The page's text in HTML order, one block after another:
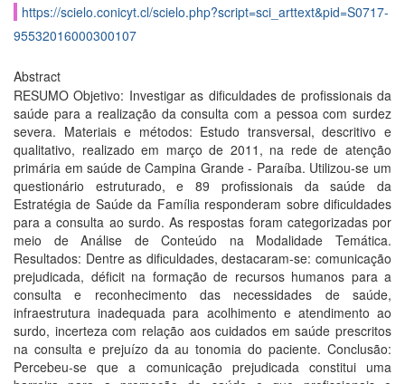
https://scielo.conicyt.cl/scielo.php?script=sci_arttext&pid=S0717-
95532016000300107
Abstract
RESUMO Objetivo: Investigar as dificuldades de profissionais da
saúde para a realização da consulta com a pessoa com surdez
severa. Materiais e métodos: Estudo transversal, descritivo e
qualitativo, realizado em março de 2011, na rede de atenção
primária em saúde de Campina Grande - Paraíba. Utilizou-se um
questionário estruturado, e 89 profissionais da saúde da
Estratégia de Saúde da Família responderam sobre dificuldades
para a consulta ao surdo. As respostas foram categorizadas por
meio de Análise de Conteúdo na Modalidade Temática.
Resultados: Dentre as dificuldades, destacaram-se: comunicação
prejudicada, déficit na formação de recursos humanos para a
consulta e reconhecimento das necessidades de saúde,
infraestrutura inadequada para acolhimento e atendimento ao
surdo, incerteza com relação aos cuidados em saúde prescritos
na consulta e prejuízo da au tonomia do paciente. Conclusão:
Percebeu-se que a comunicação prejudicada constitui uma